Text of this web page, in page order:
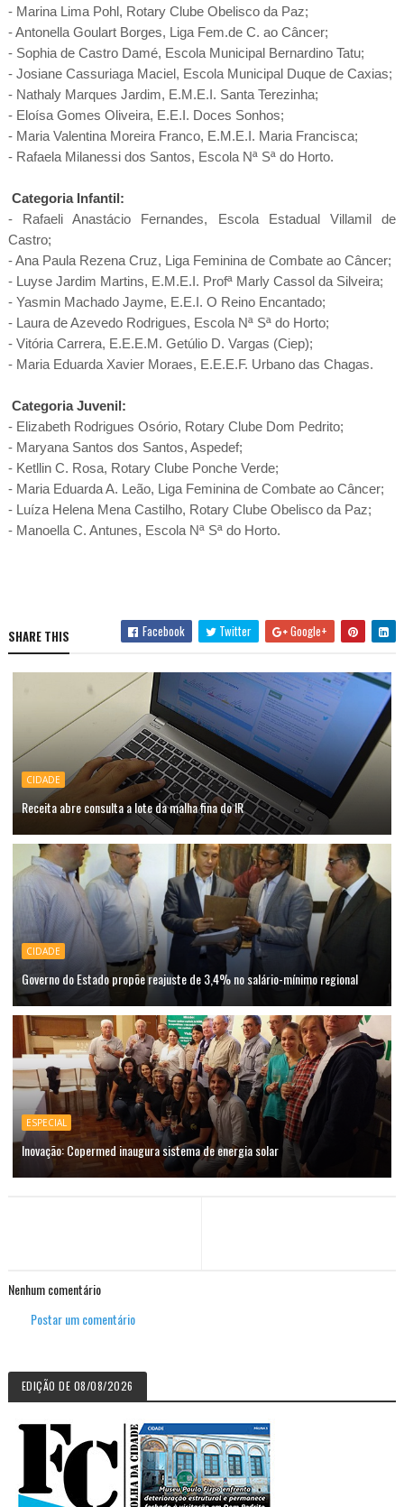
- Marina Lima Pohl, Rotary Clube Obelisco da Paz;
- Antonella Goulart Borges, Liga Fem.de C. ao Câncer;
- Sophia de Castro Damé, Escola Municipal Bernardino Tatu;
- Josiane Cassuriaga Maciel, Escola Municipal Duque de Caxias;
- Nathaly Marques Jardim, E.M.E.I. Santa Terezinha;
- Eloísa Gomes Oliveira, E.E.I. Doces Sonhos;
- Maria Valentina Moreira Franco, E.M.E.I. Maria Francisca;
- Rafaela Milanessi dos Santos, Escola Nª Sª do Horto.
Categoria Infantil:
- Rafaeli Anastácio Fernandes, Escola Estadual Villamil de
Castro;
- Ana Paula Rezena Cruz, Liga Feminina de Combate ao Câncer;
- Luyse Jardim Martins, E.M.E.I. Profª Marly Cassol da Silveira;
- Yasmin Machado Jayme, E.E.I. O Reino Encantado;
- Laura de Azevedo Rodrigues, Escola Nª Sª do Horto;
- Vitória Carrera, E.E.E.M. Getúlio D. Vargas (Ciep);
- Maria Eduarda Xavier Moraes, E.E.E.F. Urbano das Chagas.
Categoria Juvenil:
- Elizabeth Rodrigues Osório, Rotary Clube Dom Pedrito;
- Maryana Santos dos Santos, Aspedef;
- Ketllin C. Rosa, Rotary Clube Ponche Verde;
- Maria Eduarda A. Leão, Liga Feminina de Combate ao Câncer;
- Luíza Helena Mena Castilho, Rotary Clube Obelisco da Paz;
- Manoella C. Antunes, Escola Nª Sª do Horto.
SHARE THIS Facebook Twitter Google+
CIDADE
Receita abre consulta a lote da malha fina do IR
CIDADE
Governo do Estado propõe reajuste de 3,4% no salário-mínimo regional
ESPECIAL
Inovação: Copermed inaugura sistema de energia solar
Nenhum comentário
Postar um comentário
EDIÇÃO DE 08/08/2026